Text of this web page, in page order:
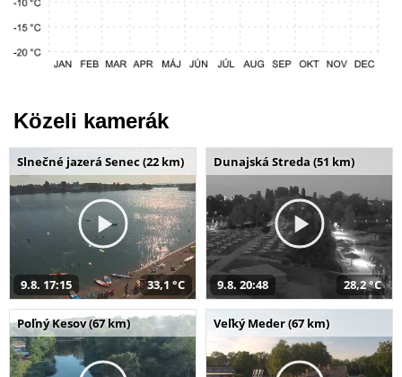
Közeli kamerák
Slnečné jazerá Senec (22 km)
9.8. 17:15 33,1 °C
Dunajská Streda (51 km)
9.8. 20:48 28,2 °C
Poľný Kesov (67 km) Veľký Meder (67 km)